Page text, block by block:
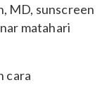
MD, sunscreen
matahari
cara